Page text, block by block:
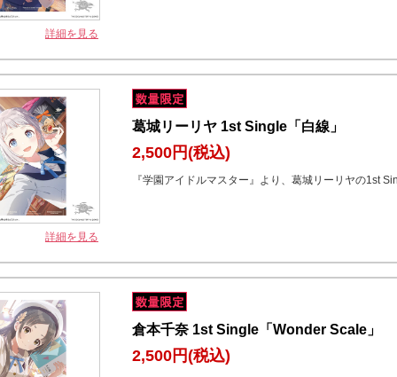
詳細を見る
詳細を見る
葛城リーリヤ 1st Single「白線」
2,500円(税込)
『学園アイドルマスター』より、葛城リーリヤの1st
倉本千奈 1st Single「Wonder Scale」
2,500円(税込)